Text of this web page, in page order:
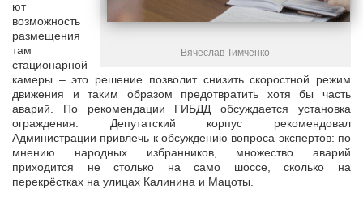
Вячеслав Тимченко
ют
возможность
размещения
там
стационарной
камеры – это решение позволит снизить скоростной режим
движения и таким образом предотвратить хотя бы часть
аварий. По рекомендации ГИБДД обсуждается установка
ограждения. Депутатский корпус рекомендовал
Администрации привлечь к обсуждению вопроса экспертов: по
мнению народных избранников, множество аварий
приходится не столько на само шоссе, сколько на
перекрёстках на улицах Калинина и Мацоты.